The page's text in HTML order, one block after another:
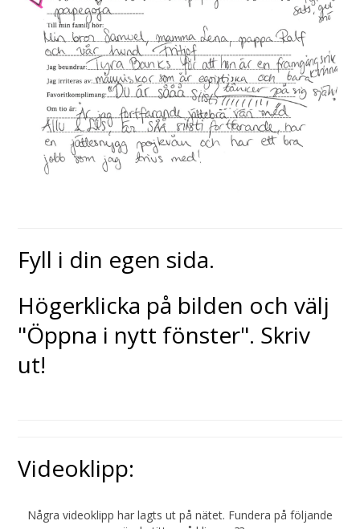
Fyll i din egen sida.
Högerklicka på bilden och välj
"Öppna i nytt fönster". Skriv
ut!
Videoklipp:
Några videoklipp har lagts ut på nätet. Fundera på följande